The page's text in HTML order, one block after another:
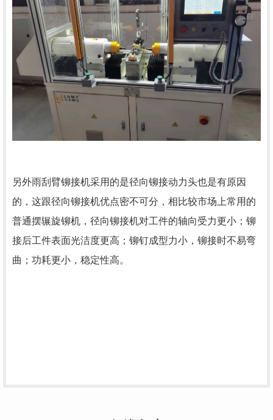
另外雨刮臂铆接机采用的是径向铆接动力头也是有原因
的，这跟径向铆接机优点密不可分，相比较市场上常用的
普通摆辗旋铆机，径向铆接机对工件的轴向受力更小；铆
接后工件表面光洁度更高；铆钉成型力小，铆接时不易弯
曲；功耗更小，稳定性高。